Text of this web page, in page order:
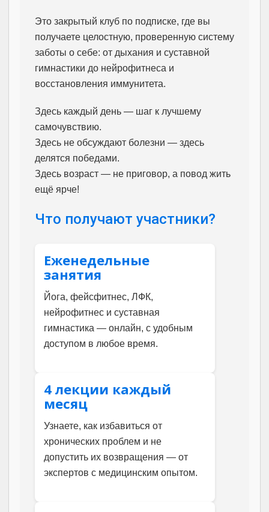
Это закрытый клуб по подписке, где вы
получаете целостную, проверенную систему
заботы о себе: от дыхания и суставной
гимнастики до нейрофитнеса и
восстановления иммунитета.
Здесь каждый день — шаг к лучшему
самочувствию.
Здесь не обсуждают болезни — здесь
делятся победами.
Здесь возраст — не приговор, а повод жить
ещё ярче!
Что получают участники?
Еженедельные
занятия
Йога, фейсфитнес, ЛФК,
нейрофитнес и суставная
гимнастика — онлайн, с удобным
доступом в любое время.
4 лекции каждый
месяц
Узнаете, как избавиться от
хронических проблем и не
допустить их возвращения — от
экспертов с медицинским опытом.